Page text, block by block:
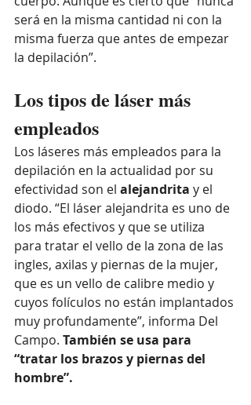
será en la misma cantidad ni con la
misma fuerza que antes de empezar
la depilación”.
Los tipos de láser más
empleados
Los láseres más empleados para la
depilación en la actualidad por su
efectividad son el alejandrita y el
diodo. “El láser alejandrita es uno de
los más efectivos y que se utiliza
para tratar el vello de la zona de las
ingles, axilas y piernas de la mujer,
que es un vello de calibre medio y
cuyos folículos no están implantados
muy profundamente”, informa Del
Campo. También se usa para
“tratar los brazos y piernas del
hombre”.